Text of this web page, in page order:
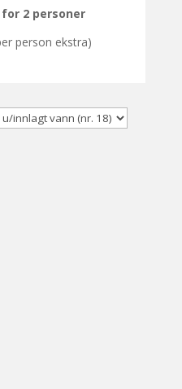
2 personer
person ekstra)